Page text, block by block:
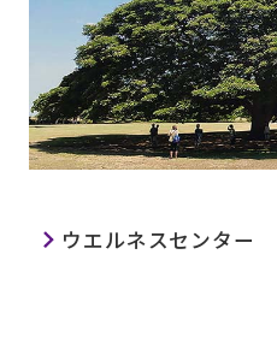
ウエルネスセンター